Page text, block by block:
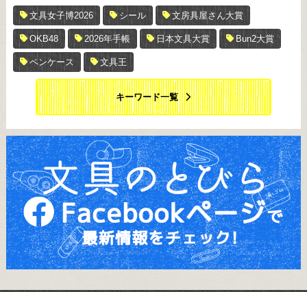
文具女子博2026 シール 文房具屋さん大賞
OKB48 2026年手帳 日本文具大賞 Bun2大賞
ペンケース 文具王
キーワード一覧